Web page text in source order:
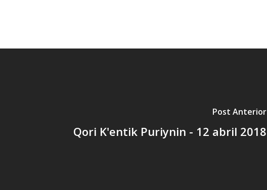
Post Anterior
Qori K'entik Puriynin - 12 abril 2018